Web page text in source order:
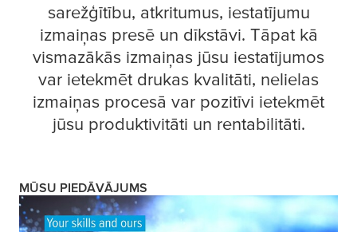
sarežģītību, atkritumus, iestatījumu
izmaiņas presē un dīkstāvi. Tāpat kā
vismazākās izmaiņas jūsu iestatījumos
var ietekmēt drukas kvalitāti, nelielas
izmaiņas procesā var pozitīvi ietekmēt
jūsu produktivitāti un rentabilitāti.
MŪSU PIEDĀVĀJUMS